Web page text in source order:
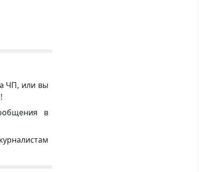
ЧП, или вы
в